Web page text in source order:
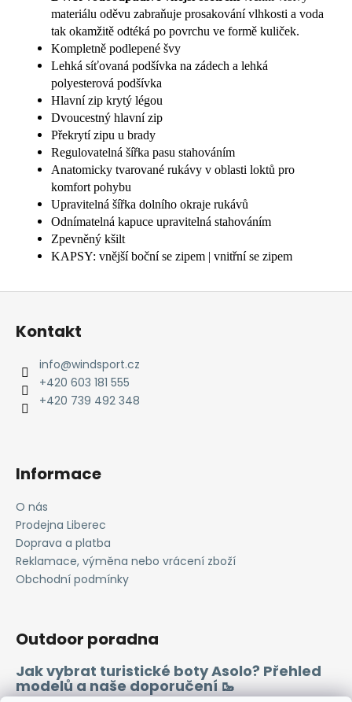
materiálu oděvu zabraňuje prosakování vlhkosti a voda
tak okamžitě odtéká po povrchu ve formě kuliček.
Kompletně podlepené švy
Lehká síťovaná podšívka na zádech a lehká
polyesterová podšívka
Hlavní zip krytý légou
Dvoucestný hlavní zip
Překrytí zipu u brady
Regulovatelná šířka pasu stahováním
Anatomicky tvarované rukávy v oblasti loktů pro
komfort pohybu
Upravitelná šířka dolního okraje rukávů
Odnímatelná kapuce upravitelná stahováním
Zpevněný kšilt
KAPSY: vnější boční se zipem | vnitřní se zipem
Z
Kontakt
info@windsport.cz
+420 603 181 555
+420 739 492 348
Informace
O nás
Prodejna Liberec
Doprava a platba
Reklamace, výměna nebo vrácení zboží
Obchodní podmínky
Outdoor poradna
Jak vybrat turistické boty Asolo? Přehled
modelů a naše doporučení 🥾